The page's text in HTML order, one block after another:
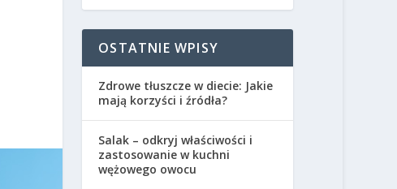
OSTATNIE WPISY
Zdrowe tłuszcze w diecie: Jakie
mają korzyści i źródła?
Salak – odkryj właściwości i
zastosowanie w kuchni
wężowego owocu